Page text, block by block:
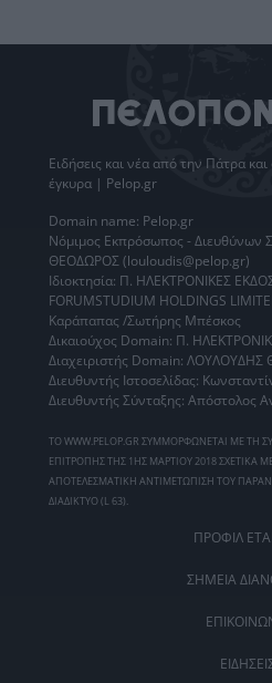
Ειδήσεις και νέα από την Πάτρα
έγκυρα | Pelop.gr
Domain name: Pelop.gr
Νόμιμος Εκπρόσωπος -
ΘΕΟΔΩΡΟΣ (louloudis@pelop.gr)
Ιδιοκτησία: Π. ΗΛΕΚΤΡΟΝΙΚΕΣ
FORUMSTUDIUM HOLDINGS
Καράπαπας /Σωτήρης Μπέσκος
Δικαιούχος Domain: Π.
Διαχειριστής Domain:
Διευθυντής Ιστοσελίδας:
Διευθυντής Σύνταξης: Απόστολος
ΤΟ WWW.PELOP.GR ΣΥΜΜΟΡΦΩΝΕΤΑΙ ΜΕ ΤΗ
ΕΠΙΤΡΟΠΗΣ ΤΗΣ 1ΗΣ ΜΑΡΤΙΟΥ 2018 ΣΧΕΤΙΚΑ
ΑΠΟΤΕΛΕΣΜΑΤΙΚΗ ΑΝΤΙΜΕΤΩΠΙΣΗ ΤΟΥ
ΔΙΑΔΙΚΤΥΟ (L 63).
ΠΡΟΦΙΛ
ΣΗΜΕΙΑ